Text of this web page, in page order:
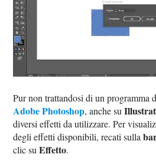
Pur non trattandosi di un programma
Adobe Photoshop, anche su
diversi effetti da utilizzare. Per
degli effetti disponibili, recati sulla
clic suEffetto.